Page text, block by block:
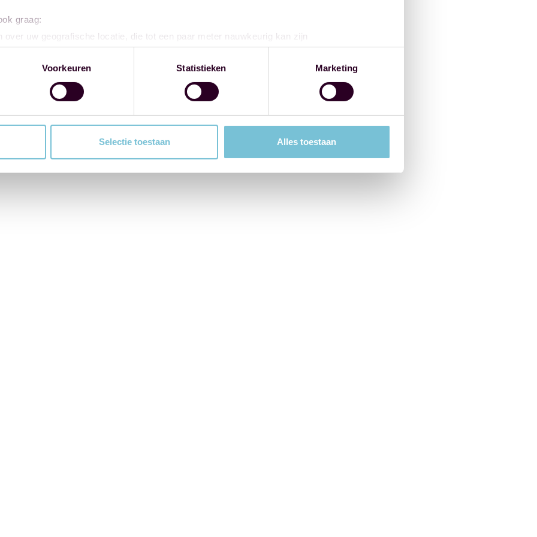
graag:
over uw geografische locatie, die tot een paar meter nauwkeurig kan zijn
door het actief te scannen op specifieke eigenschappen (fingerprinting)
gegevens worden verwerkt en stel uw voorkeuren in het
detailgedeeltein. U kunt uw
of intrekken in de Cookieverklaring.
Ook delen we informatie over uw gebruik van onze site met onze partners voor social
Deze partners kunnen deze gegevens combineren met andere informatie die u aan ze heeft
Voorkeuren Statistieken Marketing
Selectie toestaan Alles toestaan